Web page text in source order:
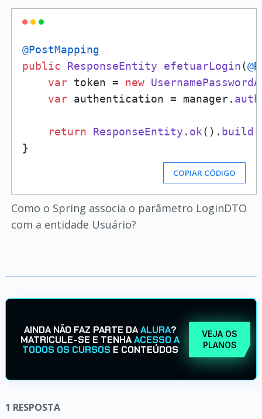
@PostMapping
public
ResponseEntity efetuarLogin(
var token = new
var authentication = manager.
return ResponseEntity . ok(). build
COPIAR CÓDIGO
Como o Spring associa o parâmetro LoginDTO
com a entidade Usuário?
AINDA NÃO FAZ PARTE DAALURA?
MATRICULE-SE E TENHAACESSO A
TODOS OS CURSOS E CONTEÚDOS
VEJA OS
PLANOS
1 RESPOSTA